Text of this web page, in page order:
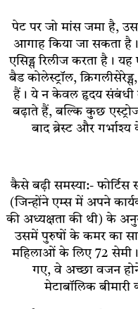
पेट पर जो मांस जमा है,
आगाह किया जा सकता
एसिड्स रिलीज करता है।
बैड कोलेस्ट्रॉल,
हैं। ये न केवल हृदय संबंधी
बढ़ाते हैं, बल्कि कुछ
बाद ब्रेस्ट और
कैसे बढ़ी समस्या:- फोर्टिस
(जिन्होंने एम्स में अपने
की अध्यक्षता की थी) के
उसमें पुरुषों के कमर का
महिलाओं के लिए 72
गए, वे अच्छा वजन
मेटाबॉलिक